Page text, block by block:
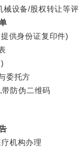
设备/股权转让等评
供身份证复印件)
委托方
防伪二维码
机构办理